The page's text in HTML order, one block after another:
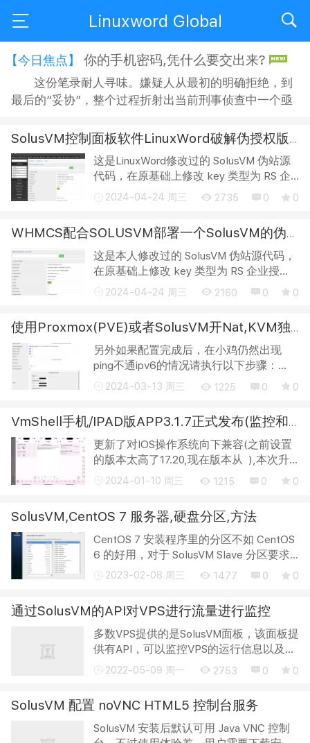
Linuxword Global
【今日焦点】 你的手机密码,凭什么要交出来?
这份笔录耐人寻味。嫌疑人从最初的明确拒绝，到
最后的“妥协”，整个过程折射出当前刑事侦查中一个亟
拒绝？拒绝之后，侦查人员又能采取何种方式“说服”？
在“思想教育”的名义下，嫌疑人的沉默权与隐私权究竟
获得了多大程度的保障？ 智能手机早已不是单纯的通讯
工具，它承...
SolusVM控制面板软件LinuxWord破解伪授权版本授权码,终身免费（新增多地）
这是LinuxWord修改过的 SolusVM 伪站源
代码，在原基础上修改 key 类型为 RS 企
业授权。(可以更改) 支持正版，请购买官
只用本站的伪授权h...
2024-04-24 周三 2735 0 0
WHMCS配合SOLUSVM部署一个SolusVM的伪授权
这是本人修改过的 SolusVM 伪站源代码，
在原基础上修改 key 类型为 RS 企业授
权。(可以更改) 支持正版，请购买官方
key，反正也不贵。 NmU4Mj-c3NDFm-
伪授权hosts S...
2024-04-24 周三 2160 0 0
使用Proxmox(PVE)或者SolusVM开Nat,KVM独立iPv6桥接,网卡设置
另外如果配置完成后，在小鸡仍然出现
ping不通ipv6的情况请执行以下步骤：
在/etc/sysctl.conf中添加：
net.ipv6.conf.all.proxy_ndp=1 然后执行
桥接网卡配置： ...
2024-03-13 周三 1225 0 0
VmShell手机/IPAD版APP3.1.7正式发布(监控和SSH功能)
更新了对IOS操作系统向下兼容(之前设置
的版本太高了17.20,现在版本从 ),本次升
级的VMSHELL 应用程序主要用于管理不
软件不...
2024-01-10 周三 1215 0 0
SolusVM,CentOS 7 服务器,硬盘分区,方法
CentOS 7 安装程序里的分区不如 CentOS
6 的好用，对于 SolusVM Slave 分区要求
没法一步设置好。要在系统安装后删除重
7，...
2023-02-08 周三 1477 0 0
通过SolusVM的API对VPS进行流量进行监控
多数VPS提供的是SolusVM面板，该面板提
供有API，可以监控VPS的运行信息以及进
行重启、关机、开机等操作。 而一般我们
需要对vps进行流量监控，跑超了玩意扣费
的时...
2022-05-09 周一 2753 0 0
SolusVM 配置 noVNC HTML5 控制台服务
SolusVM 安装后默认可用 Java VNC 控制